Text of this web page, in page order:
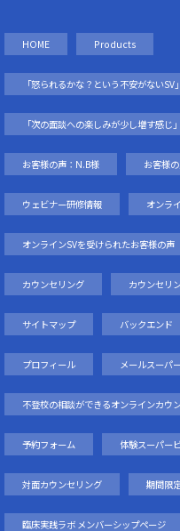
HOME Products
「怒られるかな？という不安がない
「次の面談への楽しみが少し増す感
お客様の声：N.B様 お客様
ウェビナー研修情報 オンラ
オンラインSVを受けられたお客様の声
カウンセリング カウンセリ
サイトマップ バックエンド
プロフィール メールスーパ
不登校の相談ができるオンラインカウ
予約フォーム 体験スーパー
対面カウンセリング 期間限
臨床実践ラボ メンバーシップページ